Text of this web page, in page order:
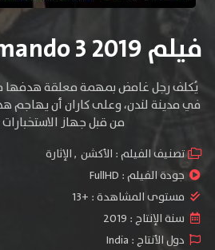
فيلم Commando 3 2019 مترجم
يُكلف رجل غامض بمهمة معلقة هدفها
في مدينة لندن، وعلى كاران أن يهاجم
من قبل جهاز الاستخبارات
تصنيف الفيلم : الأكشن ,الإثارة
جودة الفيلم : FullHD
مستوى المشاهدة : +13
سنة الإنتاج : 2019
دول الأنتاج : India